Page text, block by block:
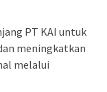
PT KAI untuk
meningkatkan
melalui